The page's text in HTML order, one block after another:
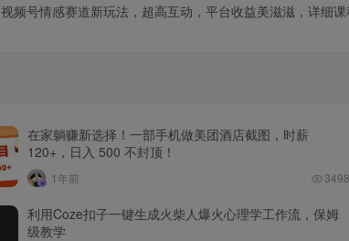
视频号情感赛道新玩法，超高互动，平台收益美滋滋，详细课
在家躺赚新选择！一部手机做美团酒店截图，时薪
120+，日入 500 不封顶！
1年前 3498
利用Coze扣子一键生成火柴人爆火心理学工作流，保姆
级教学